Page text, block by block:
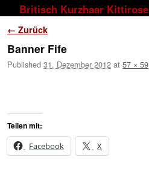
Zum Inhalt wechseln
Zum sekundären Inhalt wechseln
Britisch Kurzhaar Kittirose
Bilder-Navigation
← Zurück
Banner Fife
Published 31. Dezember 2012 at 57 × 59
Teilen mit:
Facebook
X